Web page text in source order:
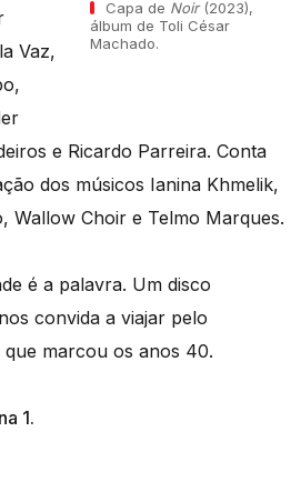
Capa de Noir(2023),
álbum de Toli César
Machado.
Vaz,
e Ricardo Parreira. Conta
dos músicos Ianina Khmelik,
Wallow Choir e Telmo Marques.
é a palavra. Um disco
convida a viajar pelo
que marcou os anos 40.
1.